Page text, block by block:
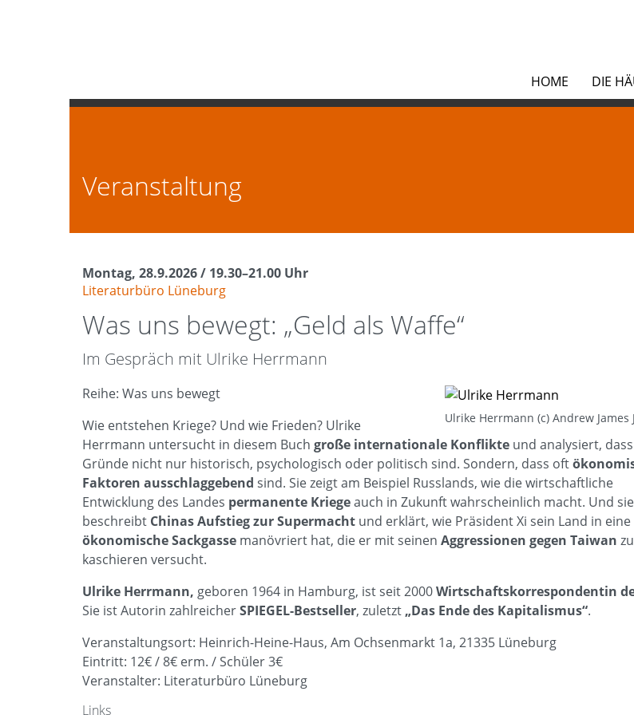
HOME DIE
Schliessen
Veranstaltung
Was uns bewegt: „Geld als Waffe“
Montag, 28.9.2026 / 19.30–21.00 Uhr
Literaturbüro Lüneburg
Im Gespräch mit Ulrike Herrmann
Ulrike Herrmann (c) Andrew James
Reihe: Was uns bewegt
Wie entstehen Kriege? Und wie Frieden? Ulrike
Herrmann untersucht in diesem Buch große internationale Konflikte und analysiert,
Gründe nicht nur historisch, psychologisch oder politisch sind. Sondern, dass oft
Faktoren ausschlaggebend sind. Sie zeigt am Beispiel Russlands, wie die wirtschaftliche
Entwicklung des Landes permanente Kriegeauch in Zukunft wahrscheinlich macht. Und sie
beschreibt Chinas Aufstieg zur Supermacht und erklärt, wie Präsident Xi sein Land in eine
ökonomische Sackgasse manövriert hat, die er mit seinen Aggressionen gegen Taiwan zu
kaschieren versucht.
Ulrike Herrmann, geboren 1964 in Hamburg, ist seit 2000Wirtschaftskorrespondentin
Sie ist Autorin zahlreicherSPIEGEL-Bestseller, zuletzt „Das Ende des Kapitalismus“.
Veranstaltungsort: Heinrich-Heine-Haus, Am Ochsenmarkt 1a, 21335 Lüneburg
Eintritt: 12€ / 8€ erm. / Schüler 3€
Veranstalter: Literaturbüro Lüneburg
Links